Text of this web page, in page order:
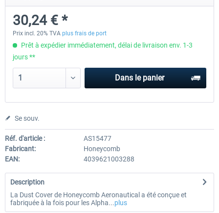
50,41 € *
30,24 € *
Prix incl. 20% TVA plus frais de port
Prêt à expédier immédiatement, délai de livraison env. 1-3
jours **
Dans le panier
Se souv.
Réf. d'article :
AS15477
Fabricant:
Honeycomb
EAN:
4039621003288
Description
La Dust Cover de Honeycomb Aeronautical a été conçue et
fabriquée à la fois pour les Alpha...plus